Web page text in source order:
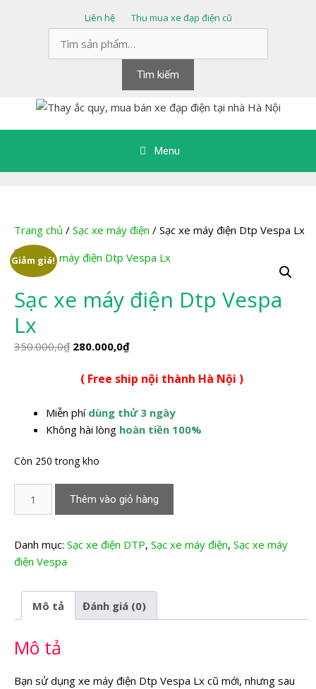
Liên hệ
Thu mua xe đạp điện cũ
kiếm:
Tìm kiếm
Menu
Trang chủ / Sạc xe máy điện / Sạc xe máy điện Dtp Vespa Lx
Giảm giá!
Sạc xe máy điện Dtp Vespa
Lx
350.000,0₫ Giá
là:
280.000,0₫Giá
tại
280.000,0₫.
( Free ship nội thành Hà Nội )
Miễn phí dùng thử 3 ngày
Không hài lòng hoàn tiền 100%
Còn 250 trong kho
điện
Dtp
Lx
Thêm vào giỏ hàng
Danh mục: Sạc xe điện DTP, Sạc xe máy điện, Sạc xe máy
điện Vespa
Mô tả Đánh giá (0)
Mô tả
Bạn sử dụng xe máy điện Dtp Vespa Lx cũ mới, nhưng sau